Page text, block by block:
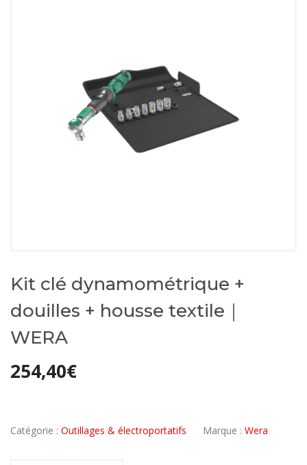
Kit clé dynamométrique +
douilles + housse textile｜
WERA
254,40€
Catégorie : Outillages & électroportatifs Marque : Wera